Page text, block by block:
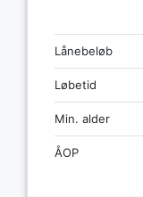
Lånebeløb
Løbetid
Min. alder
ÅOP